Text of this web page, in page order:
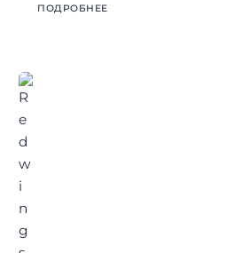
ПОДРОБНЕЕ